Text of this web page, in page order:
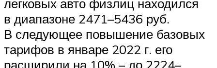
легковых авто физлиц находился
в диапазоне 2471–5436 руб.
В следующее повышение базовых
тарифов в январе 2022 г. его
расширили на 10% – до 2224–